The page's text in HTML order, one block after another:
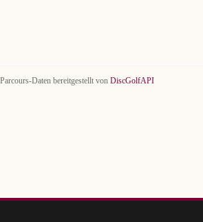
Parcours-Daten bereitgestellt von DiscGolfAPI